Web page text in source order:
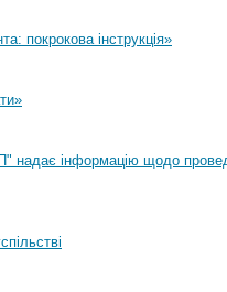
покрокова інструкція»
інформацію щодо